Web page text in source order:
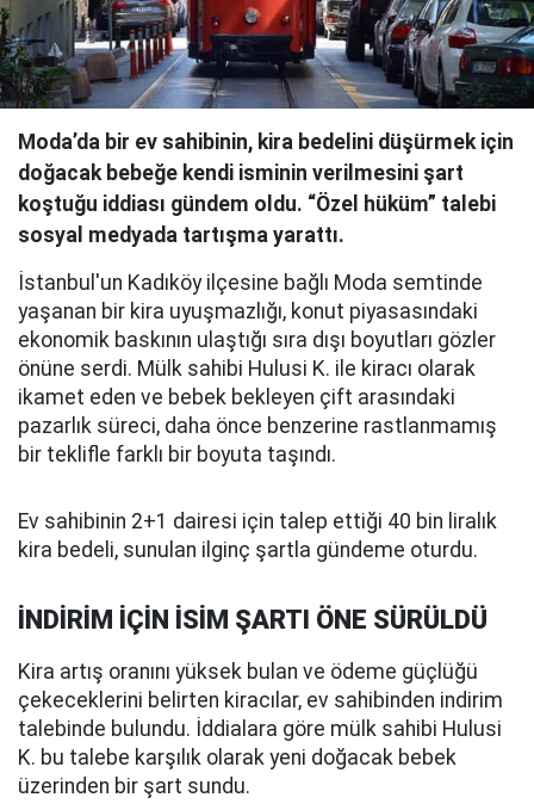
Moda’da bir ev sahibinin, kira bedelini düşürmek için
doğacak bebeğe kendi isminin verilmesini şart
koştuğu iddiası gündem oldu. “Özel hüküm” talebi
sosyal medyada tartışma yarattı.
İstanbul'un Kadıköy ilçesine bağlı Moda semtinde
yaşanan bir kira uyuşmazlığı, konut piyasasındaki
ekonomik baskının ulaştığı sıra dışı boyutları gözler
önüne serdi. Mülk sahibi Hulusi K. ile kiracı olarak
ikamet eden ve bebek bekleyen çift arasındaki
pazarlık süreci, daha önce benzerine rastlanmamış
bir teklifle farklı bir boyuta taşındı.
Ev sahibinin 2+1 dairesi için talep ettiği 40 bin liralık
kira bedeli, sunulan ilginç şartla gündeme oturdu.
İNDİRİM İÇİN İSİM ŞARTI ÖNE SÜRÜLDÜ
Kira artış oranını yüksek bulan ve ödeme güçlüğü
çekeceklerini belirten kiracılar, ev sahibinden indirim
talebinde bulundu. İddialara göre mülk sahibi Hulusi
K. bu talebe karşılık olarak yeni doğacak bebek
üzerinden bir şart sundu.